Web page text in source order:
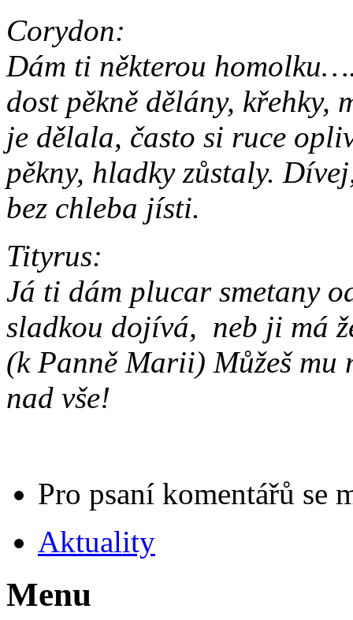
Corydon:
Dám ti některou
dost pěkně dělány, křehky,
je dělala, často si ruce
pěkny, hladky zůstaly.
bez chleba jísti.
Tityrus:
Já ti dám plucar smetany
sladkou dojívá, neb ji má
(k Panně Marii) Můžeš mu
nad vše!
Pro psaní komentářů se
Aktuality
Menu